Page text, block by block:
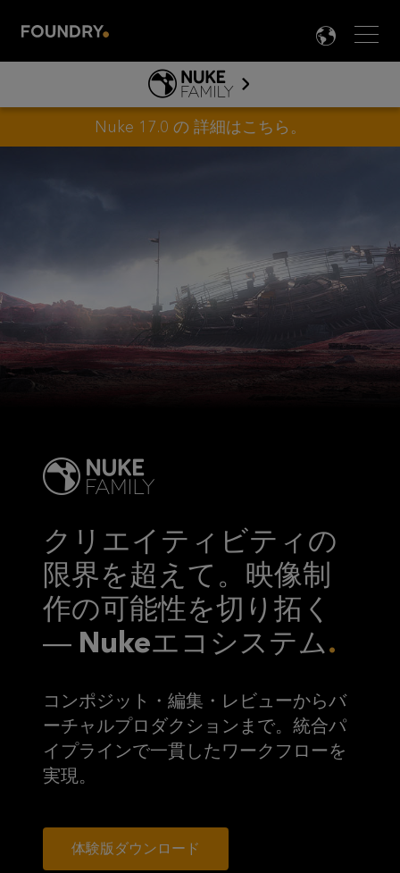

NUKE
FAMILY
JP
ABOUT NUKE
NUKE ファミリー
NUKE ガイド&ドキュメント
HIERO ガイド＆ドキュメント
Nuke 17.0 の 詳細はこちら 。
クリエイティビティの
限界を超えて。映像制
作の可能性を切り拓く
― Nukeエコシステム
コンポジット・編集・レビューからバ
ーチャルプロダクションまで。統合パ
イプラインで一貫したワークフローを
実現。
体験版ダウンロード